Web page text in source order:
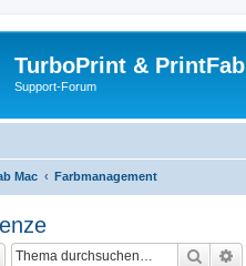
TurboPrint & PrintFab
Support-Forum
Mac Farbmanagement
Suche